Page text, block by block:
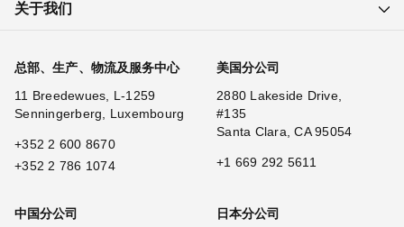
关于我们
总部、生产、物流及服务中心
11 Breedewues, L-1259
Senningerberg, Luxembourg
+352 2 600 8670
+352 2 786 1074
美国分公司
2880 Lakeside Drive,
#135
Santa Clara, CA 95054
+1 669 292 5611
中国分公司
日本分公司